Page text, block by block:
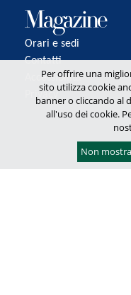
Orari e sedi
Contatti
Accessibilità
Privacy
Per offrire una
sito utilizza cookie
banner o cliccando al
all'uso dei cookie.